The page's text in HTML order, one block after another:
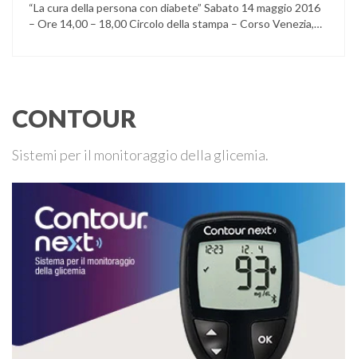
“La cura della persona con diabete” Sabato 14 maggio 2016
– Ore 14,00 – 18,00 Circolo della stampa – Corso Venezia,
CONTOUR
Sistemi per il monitoraggio della glicemia.